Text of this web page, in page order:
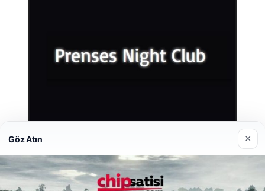
Prenses Night Club
Göz Atın ×